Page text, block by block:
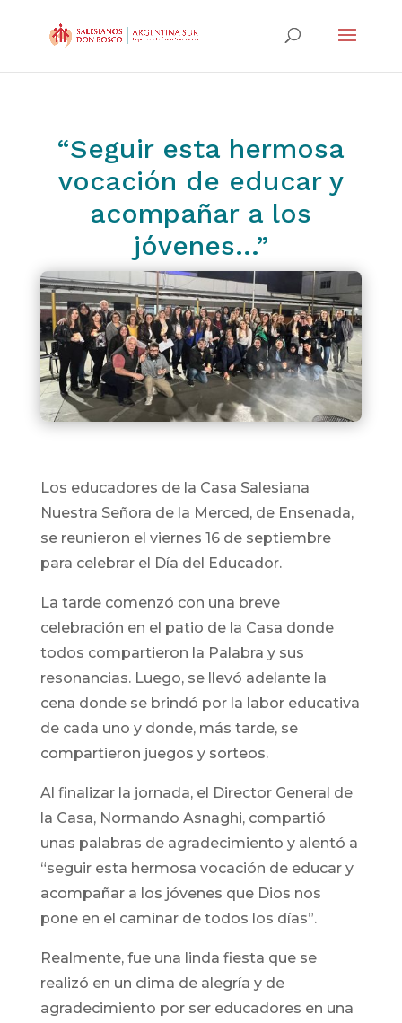
“Seguir esta hermosa
vocación de educar y
acompañar a los
jóvenes…”
Los educadores de la Casa Salesiana
Nuestra Señora de la Merced, de Ensenada,
se reunieron el viernes 16 de septiembre
para celebrar el Día del Educador.
La tarde comenzó con una breve
celebración en el patio de la Casa donde
todos compartieron la Palabra y sus
resonancias. Luego, se llevó adelante la
cena donde se brindó por la labor educativa
de cada uno y donde, más tarde, se
compartieron juegos y sorteos.
Al finalizar la jornada, el Director General de
la Casa, Normando Asnaghi, compartió
unas palabras de agradecimiento y alentó a
“seguir esta hermosa vocación de educar y
acompañar a los jóvenes que Dios nos
pone en el caminar de todos los días”.
Realmente, fue una linda fiesta que se
realizó en un clima de alegría y de
agradecimiento por ser educadores en una